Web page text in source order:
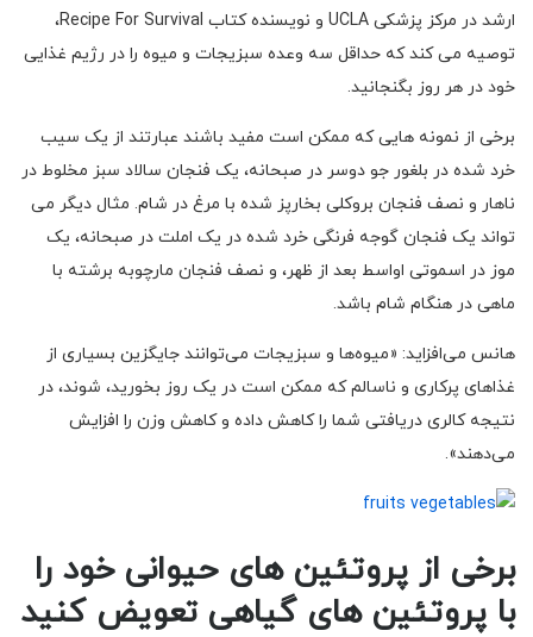
ارشد در مرکز پزشکی UCLA و نویسنده کتاب Recipe For Survival،
توصیه می کند که حداقل سه وعده سبزیجات و میوه را در رژیم غذایی
خود در هر روز بگنجانید.
برخی از نمونه هایی که ممکن است مفید باشند عبارتند از یک سیب
خرد شده در بلغور جو دوسر در صبحانه، یک فنجان سالاد سبز مخلوط در
ناهار و نصف فنجان بروکلی بخارپز شده با مرغ در شام. مثال دیگر می
تواند یک فنجان گوجه فرنگی خرد شده در یک املت در صبحانه، یک
موز در اسموتی اواسط بعد از ظهر، و نصف فنجان مارچوبه برشته با
ماهی در هنگام شام باشد.
هانس می‌افزاید: «میوه‌ها و سبزیجات می‌توانند جایگزین بسیاری از
غذاهای پرکاری و ناسالم که ممکن است در یک روز بخورید، شوند، در
نتیجه کالری دریافتی شما را کاهش داده و کاهش وزن را افزایش
می‌دهند».
برخی از پروتئین های حیوانی خود را
با پروتئین های گیاهی تعویض کنید